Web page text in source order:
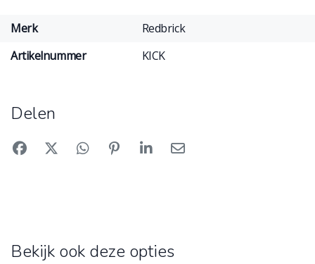
Merk
Redbrick
Artikelnummer
KICK
Delen
Bekijk ook deze opties